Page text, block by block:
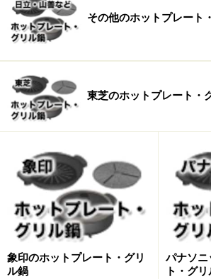
業界No.1の薄型ボディで、調理面ま
く使いやすい。
どの機種も、まとめやすく持ち運び
や、プレートだけを分けて収納する
夫はされていますが、中にはその都
さなくてはならないものもあります。
確認しておきましょう。また、プレー
ため、重いものだと8kgを超えるもの
その他のホットプレート
東芝のホットプレート・
象印のホットプレート・グリ
ル鍋
パナソ
ト・グ